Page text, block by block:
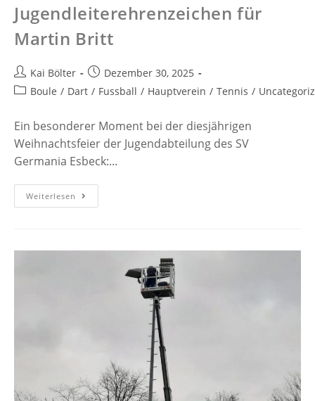
Jugendleiterehrenzeichen für
Martin Britt
Kai Bölter
Dezember 30, 2025
Boule / Dart / Fussball / Hauptverein / Tennis /
Ein besonderer Moment bei der diesjährigen
Weihnachtsfeier der Jugendabteilung des SV
Germania Esbeck:...
Weiterlesen